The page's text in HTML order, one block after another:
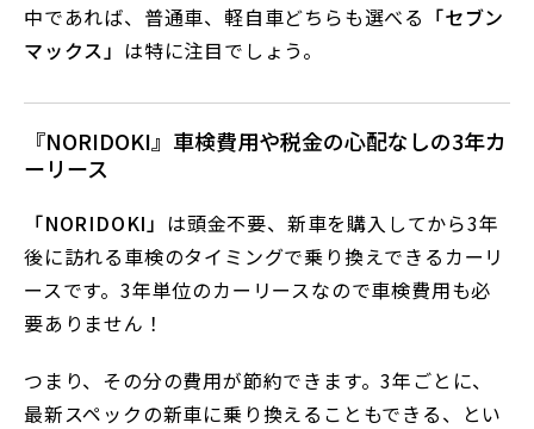
中であれば、普通車、軽自車どちらも選べる 「セブン
マックス」 は特に注目でしょう。
『NORIDOKI』車検費用や税金の心配なしの3年カ
ーリース
「NORIDOKI」 は頭金不要、新車を購入してから3年
後に訪れる車検のタイミングで乗り換えできるカーリ
ースです。3年単位のカーリースなので車検費用も必
要ありません！
つまり、その分の費用が節約できます。3年ごとに、
最新スペックの新車に乗り換えることもできる、とい